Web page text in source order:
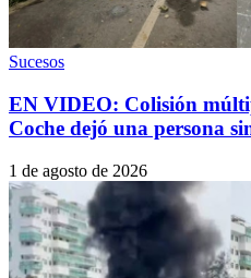
Sucesos
EN VIDEO: Colisión
Coche dejó una persona
1 de agosto de 2026